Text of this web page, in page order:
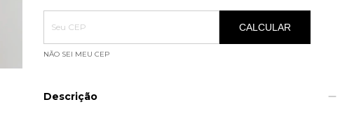
Entregas para o CEP:
ALTERAR CEP
CALCULAR
NÃO SEI MEU CEP
Descrição